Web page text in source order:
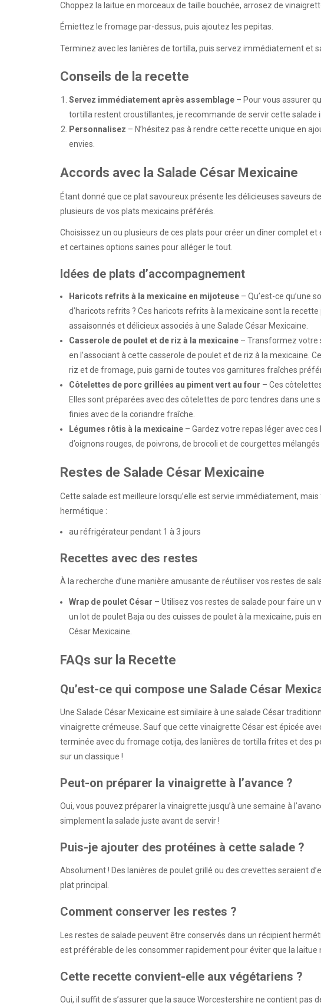
Choppez la laitue en morceaux de taille bouchée, arrosez de
Émiettez le fromage par-dessus, puis ajoutez les pepitas.
Terminez avec les lanières de tortilla, puis servez immédiatement et
Conseils de la recette
Servez immédiatement après assemblage – Pour vous assurer
tortilla restent croustillantes, je recommande de servir cette
Personnalisez – N’hésitez pas à rendre cette recette unique en
envies.
Accords avec la Salade César Mexicaine
Étant donné que ce plat savoureux présente les délicieuses saveurs
plusieurs de vos plats mexicains préférés.
Choisissez un ou plusieurs de ces plats pour créer un dîner complet
et certaines options saines pour alléger le tout.
Idées de plats d’accompagnement
Haricots refrits à la mexicaine en mijoteuse – Qu’est-ce qu’une
d’haricots refrits ? Ces haricots refrits à la mexicaine sont la
assaisonnés et délicieux associés à une Salade César Mexicaine.
Casserole de poulet et de riz à la mexicaine – Transformez votre
en l’associant à cette casserole de poulet et de riz à la mexicaine.
riz et de fromage, puis garni de toutes vos garnitures fraîches
Côtelettes de porc grillées au piment vert au four – Ces
Elles sont préparées avec des côtelettes de porc tendres dans
finies avec de la coriandre fraîche.
Légumes rôtis à la mexicaine – Gardez votre repas léger avec
d’oignons rouges, de poivrons, de brocoli et de courgettes
Restes de Salade César Mexicaine
Cette salade est meilleure lorsqu’elle est servie immédiatement,
hermétique :
au réfrigérateur pendant 1 à 3 jours
Recettes avec des restes
À la recherche d’une manière amusante de réutiliser vos restes de
Wrap de poulet César – Utilisez vos restes de salade pour faire un
un lot de poulet Baja ou des cuisses de poulet à la mexicaine, puis
César Mexicaine.
FAQs sur la Recette
Qu’est-ce qui compose une Salade César
Une Salade César Mexicaine est similaire à une salade César
vinaigrette crémeuse. Sauf que cette vinaigrette César est épicée
terminée avec du fromage cotija, des lanières de tortilla frites et des
sur un classique !
Peut-on préparer la vinaigrette à l’avance ?
Oui, vous pouvez préparer la vinaigrette jusqu’à une semaine à
simplement la salade juste avant de servir !
Puis-je ajouter des protéines à cette salade ?
Absolument ! Des lanières de poulet grillé ou des crevettes seraient
plat principal.
Comment conserver les restes ?
Les restes de salade peuvent être conservés dans un récipient
est préférable de les consommer rapidement pour éviter que la laitue
Cette recette convient-elle aux végétariens ?
Oui, il suffit de s’assurer que la sauce Worcestershire ne contient pas